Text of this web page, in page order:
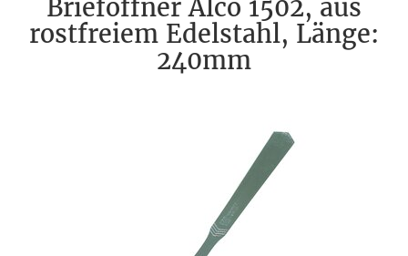
Brieföffner Alco 1502, aus
rostfreiem Edelstahl, Länge:
240mm